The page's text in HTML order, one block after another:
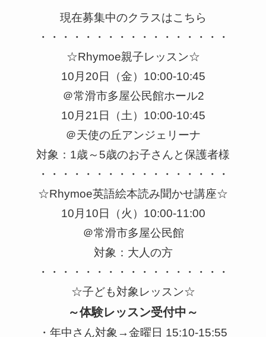
現在募集中のクラスはこちら
・・・・・・・・・・・・・・・・・
☆Rhymoe親子レッスン☆
10月20日（金）10:00-10:45
＠常滑市多屋公民館ホール2
10月21日（土）10:00-10:45
＠天使の丘アンジェリーナ
対象：1歳～5歳のお子さんと保護者様
・・・・・・・・・・・・・・・・・
☆Rhymoe英語絵本読み聞かせ講座☆
10月10日（火）10:00-11:00
＠常滑市多屋公民館
対象：大人の方
・・・・・・・・・・・・・・・・・
☆子ども対象レッスン☆
～体験レッスン受付中～
・年中さん対象→金曜日 15:10-15:55